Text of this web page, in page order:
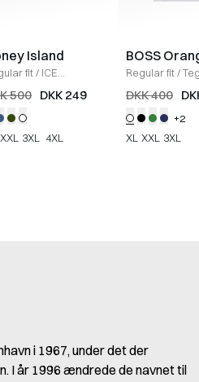
Island
fit/ ICE
/BLACK
500 DKK 249
XXL 3XL 4XL
BOSS
Regular fit/
Shirt
HVID
DKK 400
+2
XL XXL 3XL
i 1967, under det der
I år 1996 ændrede de navnet til